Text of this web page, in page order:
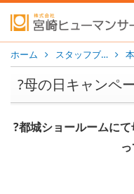
ホーム スタッフブ…
?母の日キャンペ
?都城ショールームに